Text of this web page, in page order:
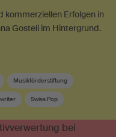
kommerziellen Erfolgen in
Gosteli im Hintergrund.
Musikförderstiftung
Swiss Pop